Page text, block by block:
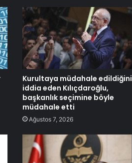
Kurultaya müdahale edildiğini
iddia eden Kılıçdaroğlu,
başkanlık seçimine böyle
müdahale etti
Ağustos 7, 2026